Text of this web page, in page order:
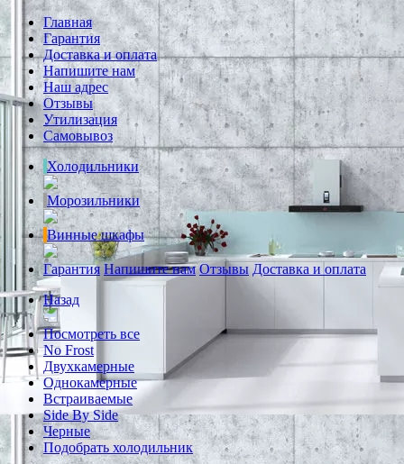
Главная
Гарантия
Доставка и оплата
Напишите нам
Наш адрес
Отзывы
Утилизация
Самовывоз
Холодильники
Морозильники
Винные шкафы
Гарантия Напишите нам Отзывы Доставка и оплата
Назад
Посмотреть все
No Frost
Двухкамерные
Однокамерные
Встраиваемые
Side By Side
Черные
Подобрать холодильник